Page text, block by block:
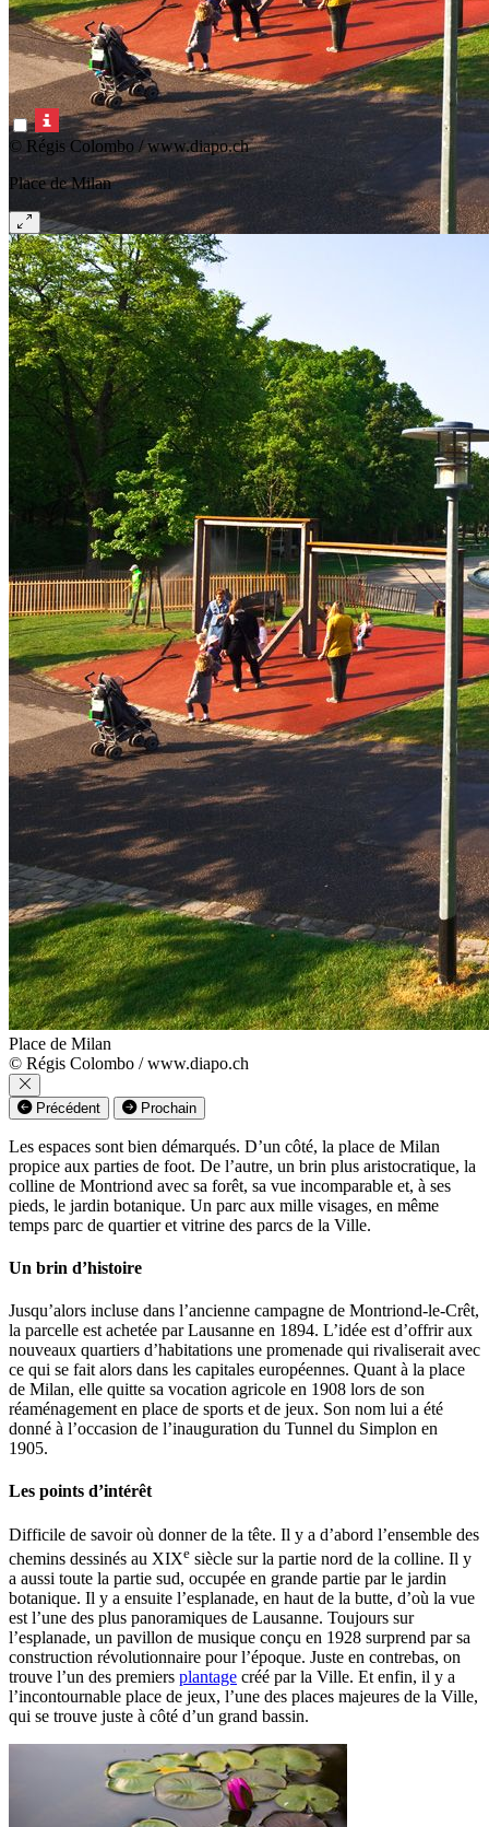
© Régis Colombo / www.diapo.ch
Place de Milan
Place de Milan
© Régis Colombo / www.diapo.ch
Précédent Prochain
Les espaces sont bien démarqués. D’un côté, la place de Milan
propice aux parties de foot. De l’autre, un brin plus aristocratique, la
colline de Montriond avec sa forêt, sa vue incomparable et, à ses
pieds, le jardin botanique. Un parc aux mille visages, en même
temps parc de quartier et vitrine des parcs de la Ville.
Un brin d’histoire
Jusqu’alors incluse dans l’ancienne campagne de Montriond-le-Crêt,
la parcelle est achetée par Lausanne en 1894. L’idée est d’offrir aux
nouveaux quartiers d’habitations une promenade qui rivaliserait avec
ce qui se fait alors dans les capitales européennes. Quant à la place
de Milan, elle quitte sa vocation agricole en 1908 lors de son
réaménagement en place de sports et de jeux. Son nom lui a été
donné à l’occasion de l’inauguration du Tunnel du Simplon en
1905.
Les points d’intérêt
Difficile de savoir où donner de la tête. Il y a d’abord l’ensemble des
chemins dessinés au XIXe siècle sur la partie nord de la colline. Il y
a aussi toute la partie sud, occupée en grande partie par le jardin
botanique. Il y a ensuite l’esplanade, en haut de la butte, d’où la vue
est l’une des plus panoramiques de Lausanne. Toujours sur
l’esplanade, un pavillon de musique conçu en 1928 surprend par sa
construction révolutionnaire pour l’époque. Juste en contrebas, on
trouve l’un des premiers plantage créé par la Ville. Et enfin, il y a
l’incontournable place de jeux, l’une des places majeures de la Ville,
qui se trouve juste à côté d’un grand bassin.